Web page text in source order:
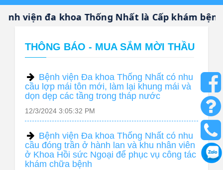
navigation
viện đa khoa Thống Nhất là Cấp khám bệnh,
THÔNG BÁO - MUA SẮM MỜI THẦU
Bệnh viện Đa khoa Thống Nhất có nhu
cầu lợp mái tôn mới, làm lại khung mái và
dọn dẹp các tầng trong tháp nước
12/3/2024 3:05:32 PM
Bệnh viện Đa khoa Thống Nhất có nhu
cầu đóng trần ở hành lan và khu nhân viên
ở Khoa Hồi sức Ngoại để phục vụ công tác
khám chữa bệnh